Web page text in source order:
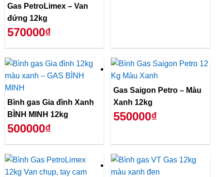
Gas PetroLimex – Van
đứng 12kg
570000₫
Bình gas Gia đình Xanh
BÌNH MINH 12kg
500000₫
Gas Saigon Petro – Màu
Xanh 12kg
550000₫